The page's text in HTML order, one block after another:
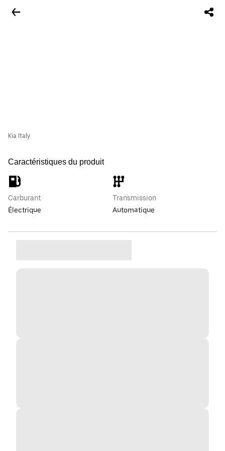
Kia Italy
Caractéristiques du produit
Carburant
Électrique
Transmission
Automatique